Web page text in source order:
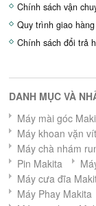
Chính sách vận
Quy trình giao hàng
Chính sách đổi trả
DANH MỤC VÀ
Máy mài góc
Máy khoan vặn
Máy chà nhám
Pin Makita
Máy cưa đĩa
Máy Phay Makita